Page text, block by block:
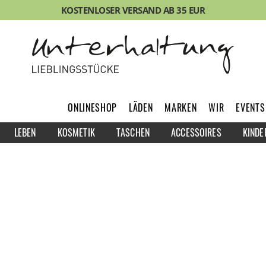
KOSTENLOSER VERSAND AB 35 EUR
LEBEN KOSMETIK TASCHEN ACCESSOIRES
ONLINESHOP LÄDEN MARKEN WIR EVENTS